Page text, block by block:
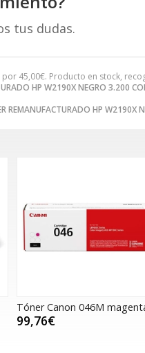
por 45,00€. Producto en stock,
HP W2190X NEGRO 3.200
REMANUFACTURADO HP W2190X
tus dudas.
Tóner Canon 046M
99,76€